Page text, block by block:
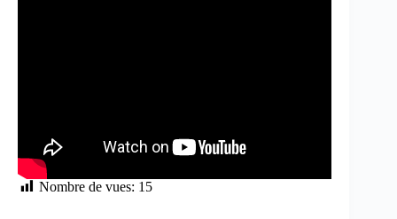
Nombre de vues: 15